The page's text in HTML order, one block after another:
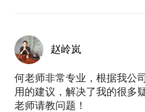
赵岭岚
何老师非常专业，根据我公
用的建议，解决了我的很多
老师请教问题！